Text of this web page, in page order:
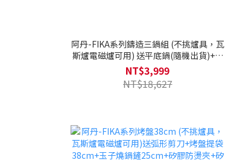
阿丹-FIKA系列鑄造三鍋組 (不挑爐具，瓦
斯爐電磁爐可用) 送平底鍋(隨機出貨)+矽
銀配件+烘焙三件組+多用鍋蓋
NT$3,999
NT$18,627